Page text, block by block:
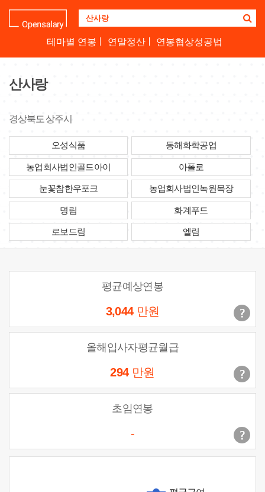
업
명
테마별 연봉 연말정산 연봉협상성공법
산사랑
경상북도 상주시
오성식품 동해화학공업
농업회사법인골드아이 아폴로
눈꽃참한우포크 농업회사법인녹원목장
명림 화계푸드
로보드림 엘림
평균예상연봉
3,044 만원
올해입사자평균월급
294 만원
초임연봉
-